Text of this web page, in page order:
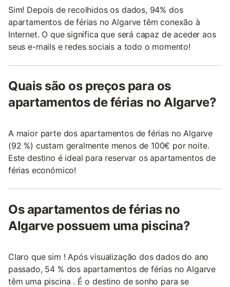
Sim! Depois de recolhidos os dados, 94% dos
apartamentos de férias no Algarve têm conexão à
Internet. O que significa que será capaz de aceder aos
seus e-mails e redes sociais a todo o momento!
Quais são os preços para os
apartamentos de férias no Algarve?
A maior parte dos apartamentos de férias no Algarve
(92 %) custam geralmente menos de 100€ por noite.
Este destino é ideal para reservar os apartamentos de
férias económico!
Os apartamentos de férias no
Algarve possuem uma piscina?
Claro que sim ! Após visualização dos dados do ano
passado, 54 % dos apartamentos de férias no Algarve
têm uma piscina . É o destino de sonho para se